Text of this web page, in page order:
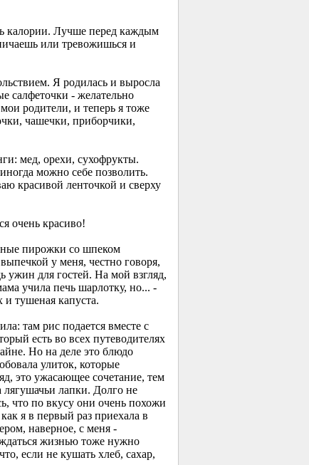
калории. Лучше перед каждым
или тревожишься и
Я родилась и выросла
салфеточки - желательно
родители, и теперь я тоже
чашечки, приборчики,
мед, орехи, сухофрукты.
можно себе позволить.
красивой ленточкой и сверху
очень красиво!
пирожки со шпеком
у меня, честно говоря,
ужин для гостей. На мой взгляд,
учила печь шарлотку, но... -
тушеная капуста.
там рис подается вместе с
есть во всех путеводителях
Но на деле это блюдо
улиток, которые
это ужасающее сочетание, тем
лапки. Долго не
что по вкусу они очень похожи
я в первый раз приехала в
наверное, с меня -
жизнью тоже нужно
если не кушать хлеб, сахар,